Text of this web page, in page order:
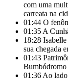
com uma
carreata na
01:44 O
01:35 A
18:28
sua chegada
01:43
Bumbódromo
01:36 Ao